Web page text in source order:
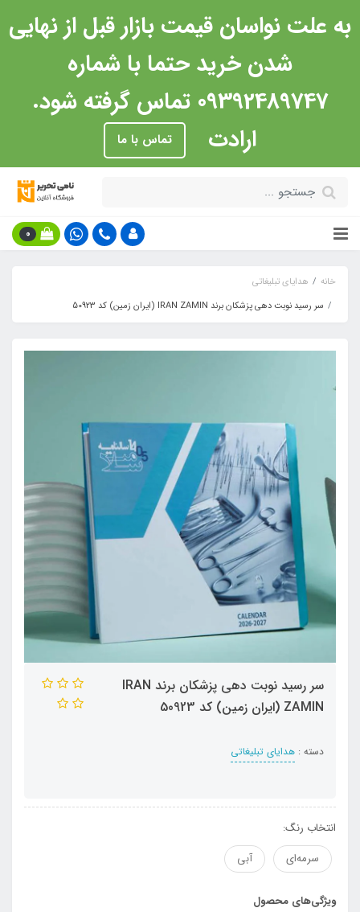
به علت نواسان قیمت بازار قبل از نهایی
شدن خرید حتما با شماره
09392489747 تماس گرفته شود.
ارادت
تماس با ما
0
خانه
هدایای تبلیغاتی
سر رسید نوبت دهی پزشکان برند IRAN ZAMIN (ایران زمین) کد 50923
سر رسید نوبت دهی پزشکان برند IRAN
ZAMIN (ایران زمین) کد 50923
دسته : هدایای تبلیغاتی
انتخاب رنگ:
سرمه‌ای
آبی
ویژگی‌های محصول